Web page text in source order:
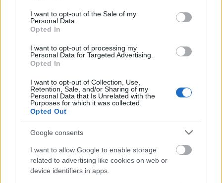
consent section.
I want to opt-out of the Sale of my
Personal Data.
Opted In
I want to opt-out of processing my
Personal Data for Targeted Advertising.
Opted In
I want to opt-out of Collection, Use,
Retention, Sale, and/or Sharing of my
Personal Data that Is Unrelated with the
Purposes for which it was collected.
Opted Out
Google consents
I want to allow Google to enable storage
related to advertising like cookies on web or
device identifiers in apps.
ÉLETMÓD
6 tünet, ami egyértelműen
influenzára utal